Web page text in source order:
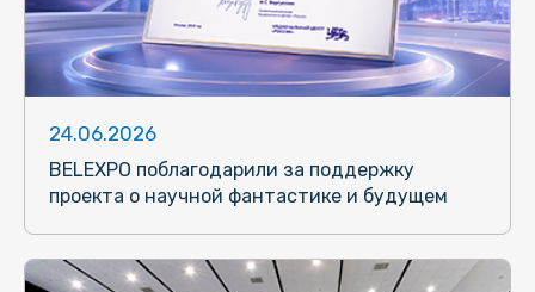
24.06.2026
BELEXPO поблагодарили за поддержку
проекта о научной фантастике и будущем